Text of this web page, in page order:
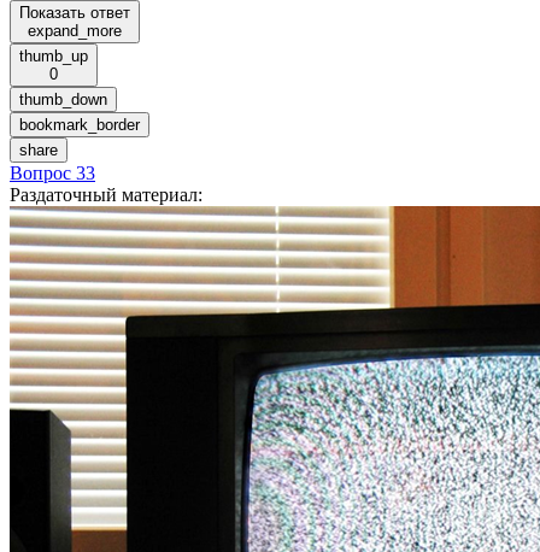
Показать ответ
expand_more
thumb_up
0
thumb_down
bookmark_border
share
Вопрос 33
Раздаточный материал: